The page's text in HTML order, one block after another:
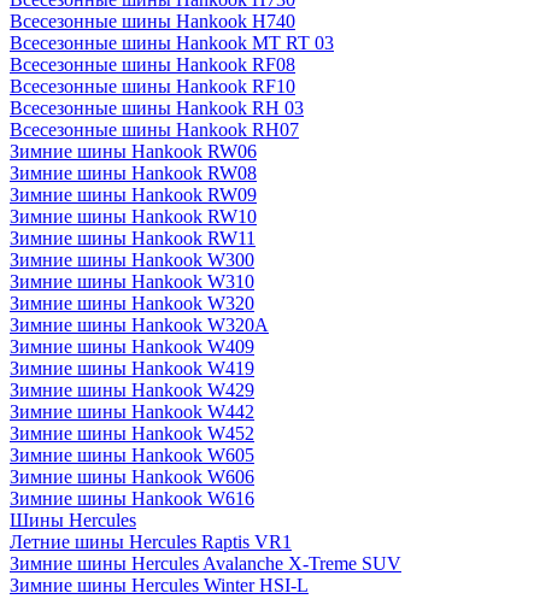
Всесезонные шины Hankook H740
Всесезонные шины Hankook MT RT 03
Всесезонные шины Hankook RF08
Всесезонные шины Hankook RF10
Всесезонные шины Hankook RH 03
Всесезонные шины Hankook RH07
Зимние шины Hankook RW06
Зимние шины Hankook RW08
Зимние шины Hankook RW09
Зимние шины Hankook RW10
Зимние шины Hankook RW11
Зимние шины Hankook W300
Зимние шины Hankook W310
Зимние шины Hankook W320
Зимние шины Hankook W320A
Зимние шины Hankook W409
Зимние шины Hankook W419
Зимние шины Hankook W429
Зимние шины Hankook W442
Зимние шины Hankook W452
Зимние шины Hankook W605
Зимние шины Hankook W606
Зимние шины Hankook W616
Шины Hercules
Летние шины Hercules Raptis VR1
Зимние шины Hercules Avalanche X-Treme SUV
Зимние шины Hercules Winter HSI-L